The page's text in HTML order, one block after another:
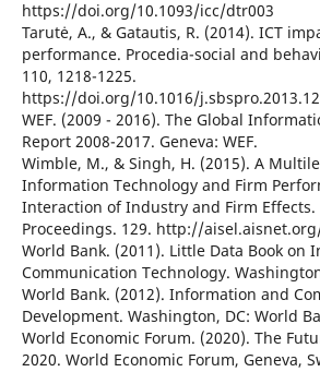
https://doi.org/10.1093/icc/dtr003
Tarutė, A., & Gatautis, R. (2014). ICT
performance. Procedia-social and
110, 1218-1225.
https://doi.org/10.1016/
WEF. (2009 - 2016). The Global
Report 2008-2017. Geneva: WEF.
Wimble, M., & Singh, H. (2015). A
Information Technology and Firm
Interaction of Industry and Firm Effects.
Proceedings. 129. http://
World Bank. (2011). Little Data Book on
Communication Technology.
World Bank. (2012). Information and
Development. Washington, DC: World
World Economic Forum. (2020). The
2020. World Economic Forum, Geneva,